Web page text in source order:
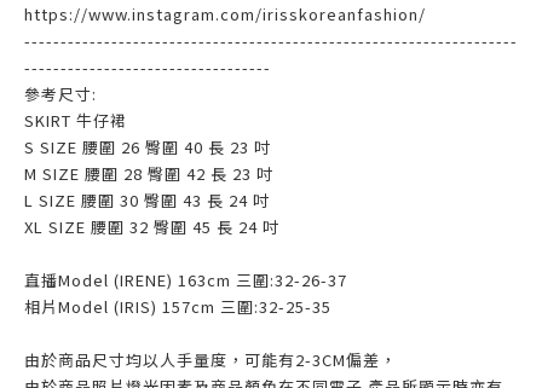
https://www.instagram.com/irisskoreanfashion/
--------------------------------------------------------------------
----------------------------------
參考尺寸:
SKIRT 牛仔裙
S SIZE 腰圍 26 臀圍 40 長 23 吋
M SIZE 腰圍 28 臀圍 42 長 23 吋
L SIZE 腰圍 30 臀圍 43 長 24 吋
XL SIZE 腰圍 32 臀圍 45 長 24 吋
直播Model (IRENE) 163cm 三圍:32-26-37
相片Model (IRIS) 157cm 三圍:32-25-35
由於商品尺寸均以人手量度，可能有2-3CM偏差，